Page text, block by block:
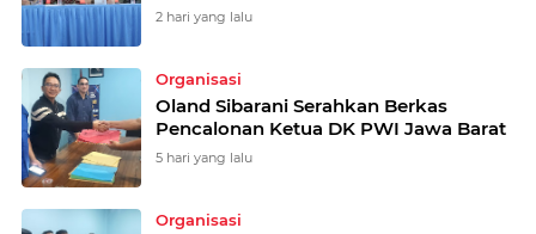
2 hari yang lalu
Organisasi
Oland Sibarani Serahkan Berkas
Pencalonan Ketua DK PWI Jawa Barat
5 hari yang lalu
Organisasi